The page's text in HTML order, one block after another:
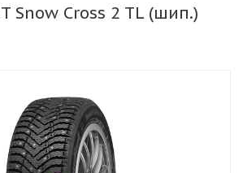
Snow Cross 2 TL (шип.)